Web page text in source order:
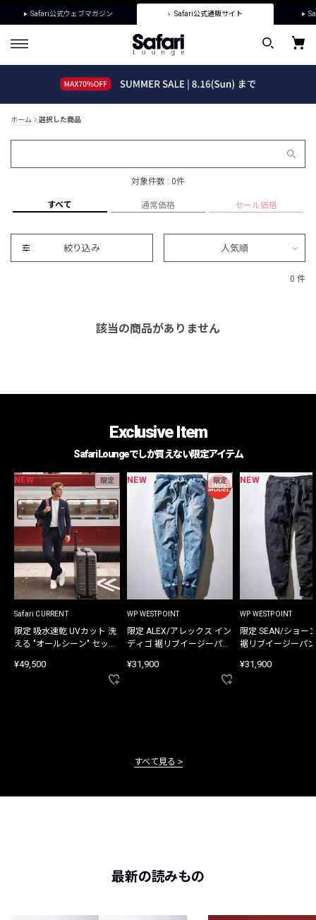
Safari公式ウェブマガジン Safari公式通販サイト
ホーム 選択した商品
対象件数 : 0件
すべて 通常価格 セール価格
絞り込み 人気順
0 件
該当の商品がありません
Exclusive Item
Safari Loungeでしか買えない限定アイテム
NEW 限定
Safari CURRENT
限定 吸水速乾 UVカット 洗
える "オールシーン" セット
¥49,500
NEW 限定
WP WESTPOINT
限定 ALEX/アレックス イン
ディゴ 裾リブイージーパン
¥31,900
NEW
WP WESTPOINT
限定 SEAN/ショー
裾リブイージーパ
¥31,900
すべて見る
最新の読みもの